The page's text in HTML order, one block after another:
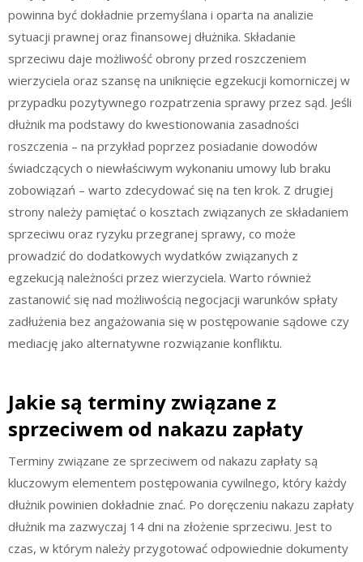
powinna być dokładnie przemyślana i oparta na analizie
sytuacji prawnej oraz finansowej dłużnika. Składanie
sprzeciwu daje możliwość obrony przed roszczeniem
wierzyciela oraz szansę na uniknięcie egzekucji komorniczej w
przypadku pozytywnego rozpatrzenia sprawy przez sąd. Jeśli
dłużnik ma podstawy do kwestionowania zasadności
roszczenia – na przykład poprzez posiadanie dowodów
świadczących o niewłaściwym wykonaniu umowy lub braku
zobowiązań – warto zdecydować się na ten krok. Z drugiej
strony należy pamiętać o kosztach związanych ze składaniem
sprzeciwu oraz ryzyku przegranej sprawy, co może
prowadzić do dodatkowych wydatków związanych z
egzekucją należności przez wierzyciela. Warto również
zastanowić się nad możliwością negocjacji warunków spłaty
zadłużenia bez angażowania się w postępowanie sądowe czy
mediację jako alternatywne rozwiązanie konfliktu.
Jakie są terminy związane z
sprzeciwem od nakazu zapłaty
Terminy związane ze sprzeciwem od nakazu zapłaty są
kluczowym elementem postępowania cywilnego, który każdy
dłużnik powinien dokładnie znać. Po doręczeniu nakazu zapłaty
dłużnik ma zazwyczaj 14 dni na złożenie sprzeciwu. Jest to
czas, w którym należy przygotować odpowiednie dokumenty